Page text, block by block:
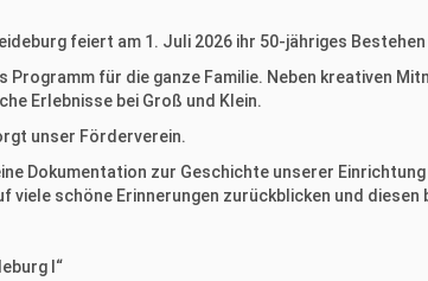
feiert am 1. Juli 2026 ihr 50-jähriges
Programm für die ganze Familie. Neben kreativen
Erlebnisse bei Groß und Klein.
unser Förderverein.
Dokumentation zur Geschichte unserer
viele schöne Erinnerungen zurückblicken und
I“